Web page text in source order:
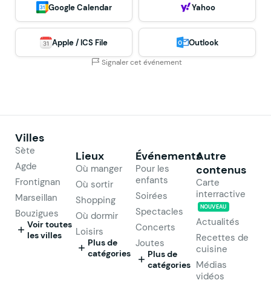
Google Calendar Yahoo
Apple / ICS File Outlook
Signaler cet événement
Villes
Sète
Agde
Frontignan
Marseillan
Bouzigues
Voir toutes
les villes
Lieux
Où manger
Où sortir
Shopping
Où dormir
Loisirs
Plus de
catégories
Événements
Pour les
enfants
Soirées
Spectacles
Concerts
Joutes
Plus de
catégories
Autre
contenus
Carte
interractive
NOUVEAU
Actualités
Recettes de
cuisine
Médias
vidéos